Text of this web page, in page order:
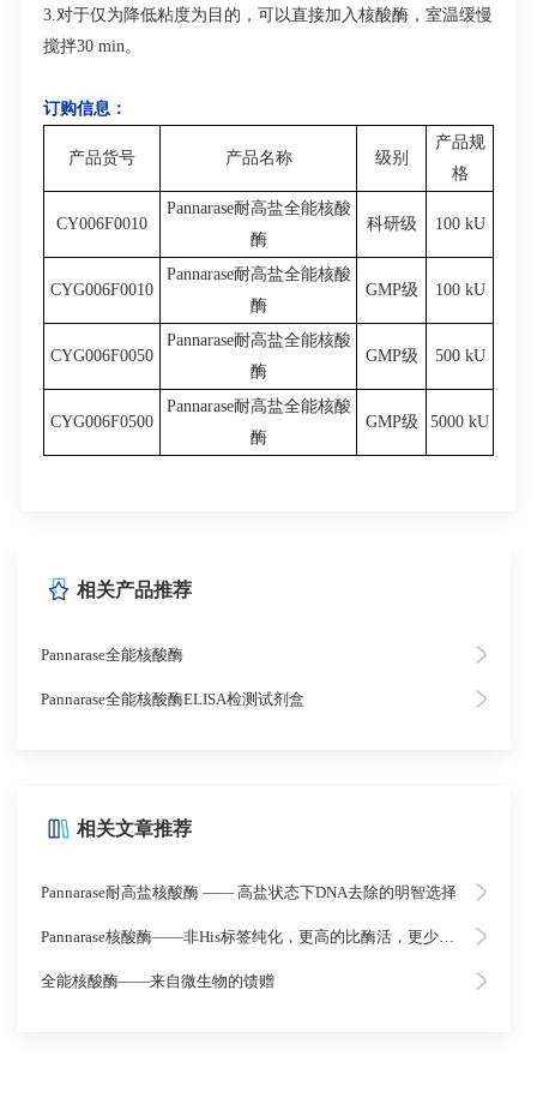
3.对于仅为降低粘度为目的，可以直接加入核酸酶，室温缓慢
搅拌30 min。
订购信息：
产品货号 产品名称 级别
产品规
格
CY006F0010
Pannarase耐高盐全能核酸
酶
科研级 100 kU
CYG006F0010
Pannarase耐高盐全能核酸
酶
GMP级 100 kU
CYG006F0050
Pannarase耐高盐全能核酸
酶
GMP级 500 kU
CYG006F0500
Pannarase耐高盐全能核酸
酶
GMP级 5000 kU
相关产品推荐
Pannarase全能核酸酶
Pannarase全能核酸酶ELISA检测试剂盒
相关文章推荐
Pannarase耐高盐核酸酶 —— 高盐状态下DNA去除的明智选择
Pannarase核酸酶——非His标签纯化，更高的比酶活，更少的杂质
全能核酸酶——来自微生物的馈赠